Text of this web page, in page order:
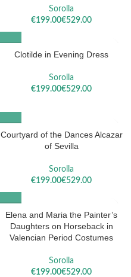
Sorolla
€
€
Clotilde in Evening Dress
Sorolla
€
€
Courtyard of the Dances Alcazar
of Sevilla
Sorolla
€
€
Elena and Maria the Painter’s
Daughters on Horseback in
Valencian Period Costumes
Sorolla
€
€